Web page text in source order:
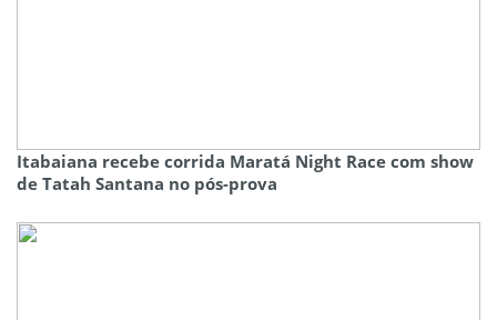
Itabaiana recebe corrida Maratá Night Race com show
de Tatah Santana no pós-prova